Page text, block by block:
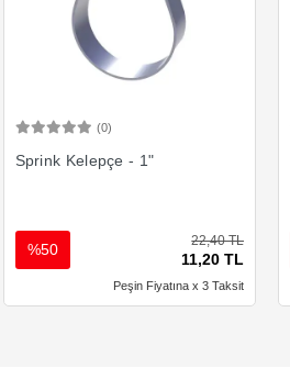
(0)
Sprink Kelepçe - 1"
22,40 TL
11,20 TL
%50
Peşin Fiyatına x 3 Taksit